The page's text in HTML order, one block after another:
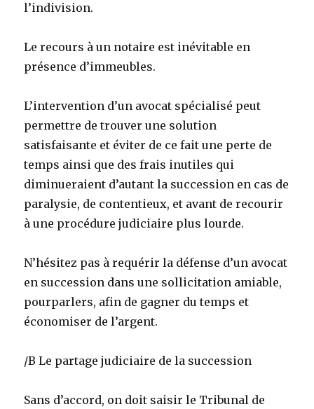
l’indivision.
Le recours à un notaire est inévitable en
présence d’immeubles.
L’intervention d’un avocat spécialisé peut
permettre de trouver une solution
satisfaisante et éviter de ce fait une perte de
temps ainsi que des frais inutiles qui
diminueraient d’autant la succession en cas de
paralysie, de contentieux, et avant de recourir
à une procédure judiciaire plus lourde.
N’hésitez pas à requérir la défense d’un avocat
en succession dans une sollicitation amiable,
pourparlers, afin de gagner du temps et
économiser de l’argent.
/B Le partage judiciaire de la succession
Sans d’accord, on doit saisir le Tribunal de